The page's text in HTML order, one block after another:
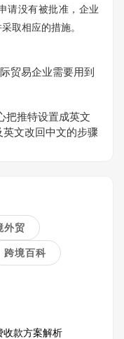
请没有被批准，企业
取相应的措施。
贸易企业需要用到
把推特设置成英文
文改回中文的步骤​
外贸
跨境百科
收款方案解析